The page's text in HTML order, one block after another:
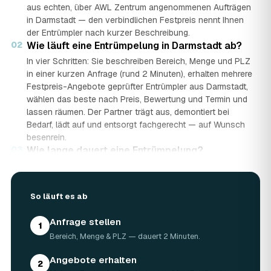
aus echten, über AWL Zentrum angenommenen Aufträgen
in Darmstadt — den verbindlichen Festpreis nennt Ihnen
der Entrümpler nach kurzer Beschreibung.
02 Wie läuft eine Entrümpelung in Darmstadt ab?
In vier Schritten: Sie beschreiben Bereich, Menge und PLZ
in einer kurzen Anfrage (rund 2 Minuten), erhalten mehrere
Festpreis-Angebote geprüfter Entrümpler aus Darmstadt,
wählen das beste nach Preis, Bewertung und Termin und
lassen räumen. Der Partner trägt aus, demontiert bei
Bedarf, lädt auf und entsorgt fachgerecht — auf Wunsch
besenrein.
Wie lange dauert eine Entrümpelung?
eine komplette Wohnung oder ein Haus in Darmstadt kann
schon innerhalb weniger Tage, bei akuten Fällen wie einer
Messie-Wohnung auch kurzfristig.
Welche Gegenstände werden bei der
Entrümpelung entsorgt?
So läuft es ab
1 Anfrage stellen
Bereich, Menge & PLZ — dauert 2 Minuten.
2 Angebote erhalten